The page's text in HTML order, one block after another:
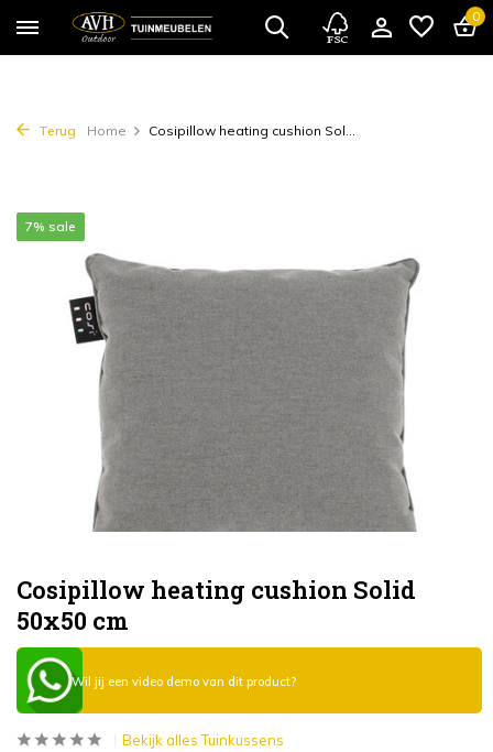
0
Terug Home Cosipillow heating cushion Sol...
Cosipillow heating cushion Solid
50x50 cm
7% sale
Wil jij een video demo van dit product?
Bekijk alles Tuinkussens